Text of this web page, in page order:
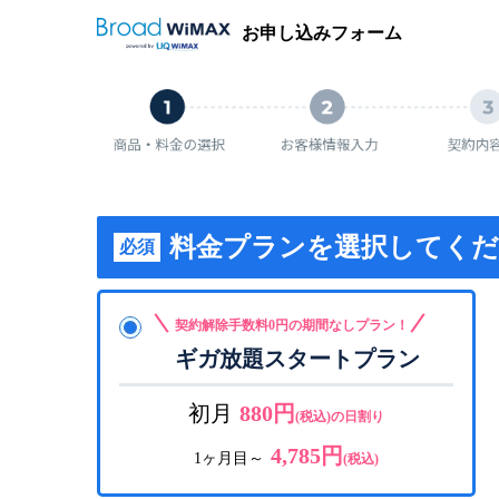
お申し込みフォーム
必須 料金プランを選択してく
契約解除手数料0円の期間なしプラン！
ギガ放題スタートプラン
初月 880円 (税込)の日割り
1ヶ月目～ 4,785円 (税込)